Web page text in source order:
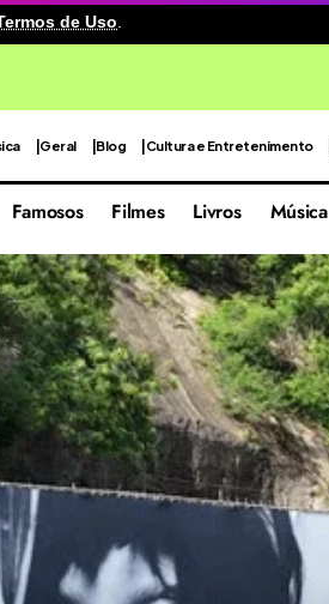
de Uso.
Geral Blog Cultura e Entretenimento
Famosos Filmes Livros Música